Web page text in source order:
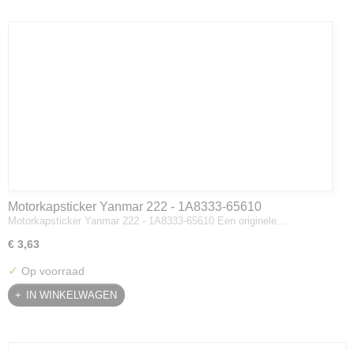
Motorkapsticker Yanmar 222 - 1A8333-65610
Motorkapsticker Yanmar 222 - 1A8333-65610 Een originele…
€ 3,63
✓ Op voorraad
IN WINKELWAGEN